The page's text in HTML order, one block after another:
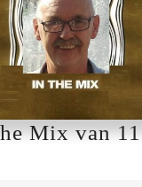
Mix van 11